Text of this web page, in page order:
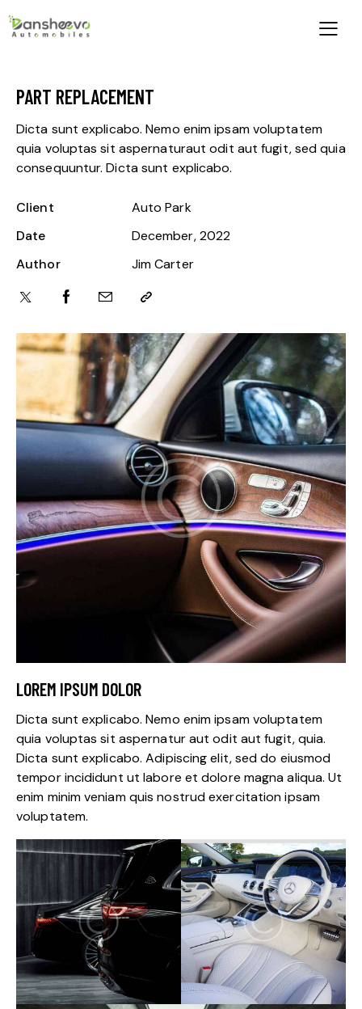
PART REPLACEMENT
LOREM IPSUM DOLOR
Dicta sunt explicabo. Nemo enim ipsam voluptatem
quia voluptas sit aspernatur aut odit aut fugit, quia.
Dicta sunt explicabo. Adipiscing elit, sed do eiusmod
tempor incididunt ut labore et dolore magna aliqua. Ut
enim minim veniam quis nostrud exercitation ipsam
voluptatem.
Dicta sunt explicabo. Nemo enim ipsam voluptatem
quia voluptas sit aspernaturaut odit aut fugit, sed quia
consequuntur. Dicta sunt explicabo.
Client
Auto Park
Date
December, 2022
Author
Jim Carter